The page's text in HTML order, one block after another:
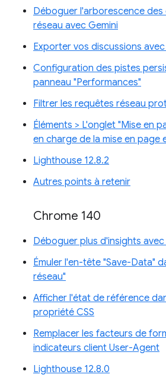
Déboguer l'arborescence des
réseau avec Gemini
Exporter vos discussions avec
Configuration des pistes
panneau "Performances"
Filtrer les requêtes réseau
Éléments > L'onglet "Mise en
en charge de la mise en page
Lighthouse 12.8.2
Autres points à retenir
Chrome 140
Déboguer plus d'insights avec
Émuler l'en-tête "Save-Data"
réseau"
Afficher l'état de référence
propriété CSS
Remplacer les facteurs de
indicateurs client User-Agent
Lighthouse 12.8.0